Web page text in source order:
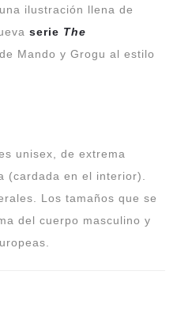
ilustración llena de
serie The
Mando y Grogu al estilo
unisex, de extrema
(cardada en el interior).
Los tamaños que se
del cuerpo masculino y